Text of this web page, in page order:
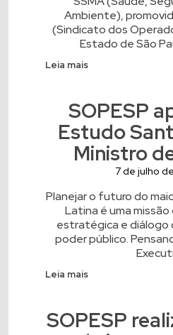
Ambiente),
(Sindicato dos
Estado de São
Leia mais
SOPESP
Estudo
Ministro
7 de julho
Planejar o futuro do
Latina é uma
estratégica e diálogo
poder público.
Leia mais
SOPESP